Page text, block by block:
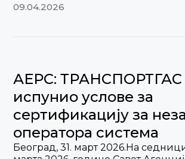
09.04.2026
АЕРС: ТРАНСПОРТГАС
испунио услове за
сертификацију за
оператора система
Београд, 31. март 2026.На